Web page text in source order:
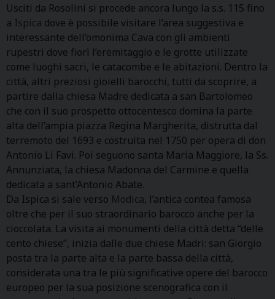
Usciti da Rosolini si procede ancora lungo la s.s. 115 fino
a Ispica dove è possibile visitare l’area suggestiva e
interessante dell’omonima Cava con gli ambienti
rupestri dove fiorì l’eremitaggio e le grotte utilizzate
come luoghi sacri, le catacombe e le abitazioni. Dentro la
città, altri preziosi gioielli barocchi, tutti da scoprire, a
partire dalla chiesa Madre dedicata a san Bartolomeo
che con il suo prospetto ottocentesco domina la parte
alta dell’ampia piazza Regina Margherita, distrutta dal
terremoto del 1693 e costruita nel 1750 per opera di don
Antonio Li Favi. Poi seguono santa Maria Maggiore, la Ss.
Annunziata, la chiesa Madonna del Carmine e quella
dedicata a sant’Antonio Abate.
Da Ispica si sale verso Modica, l’antica contea famosa
oltre che per il suo straordinario barocco anche per la
cioccolata. La visita ai monumenti della città detta “delle
cento chiese”, inizia dalle due chiese Madri: san Giorgio
posta tra la parte alta e la parte bassa della città,
considerata una tra le più significative opere del barocco
europeo per la sua posizione scenografica con il